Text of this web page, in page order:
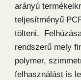
arányú
teljesítményű
tölteni.
rendszerű mely
polymer,
felhasználást is